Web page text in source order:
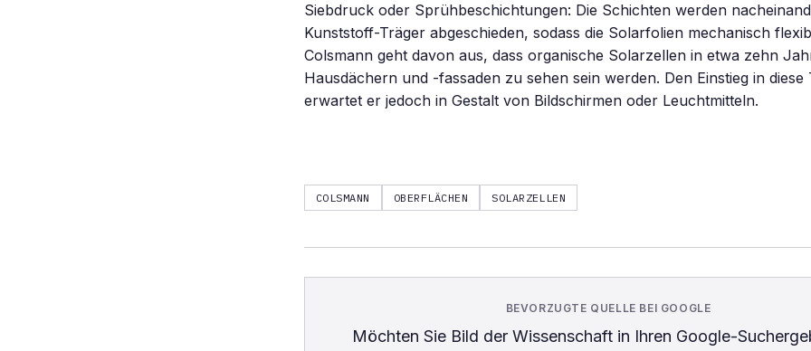
Siebdruck oder Sprühbeschichtungen: Die Schichten werden
Kunststoff-Träger abgeschieden, sodass die Solarfolien mechanisch
Colsmann geht davon aus, dass organische Solarzellen in etwa zehn
Hausdächern und -fassaden zu sehen sein werden. Den Einstieg in diese
erwartet er jedoch in Gestalt von Bildschirmen oder Leuchtmitteln.
COLSMANN OBERFLÄCHEN SOLARZELLEN
BEVORZUGTE QUELLE BEI GOOGLE
Möchten Sie Bild der Wissenschaftin Ihren Google-